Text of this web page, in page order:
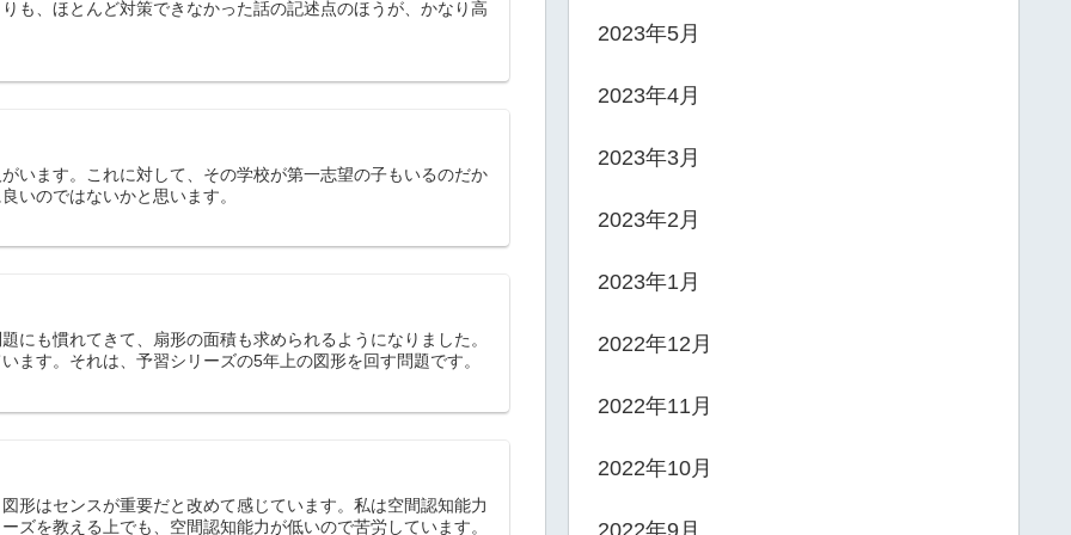
も、ほとんど対策できなかった話の記述点のほうが、かなり高
います。これに対して、その学校が第一志望の子もいるのだか
いのではないかと思います。
にも慣れてきて、扇形の面積も求められるようになりました。
ます。それは、予習シリーズの5年上の図形を回す問題です。
形はセンスが重要だと改めて感じています。私は空間認知能力
ズを教える上でも、空間認知能力が低いので苦労しています。
2023年5月
2023年4月
2023年3月
2023年2月
2023年1月
2022年12月
2022年11月
2022年10月